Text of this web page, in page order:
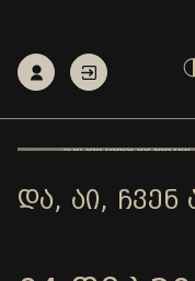
ᲓᲐ, ᲐᲘ, ᲩᲕᲔᲜ